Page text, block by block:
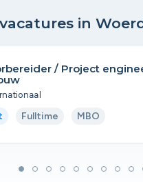
in
/ Project
Fulltime MBO